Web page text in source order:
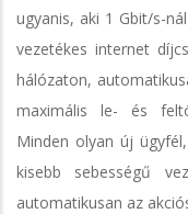
ugyanis, aki 1 Gbit/s-
vezetékes internet
hálózaton,
maximális le- és
Minden olyan új
kisebb sebességű
automatikusan az